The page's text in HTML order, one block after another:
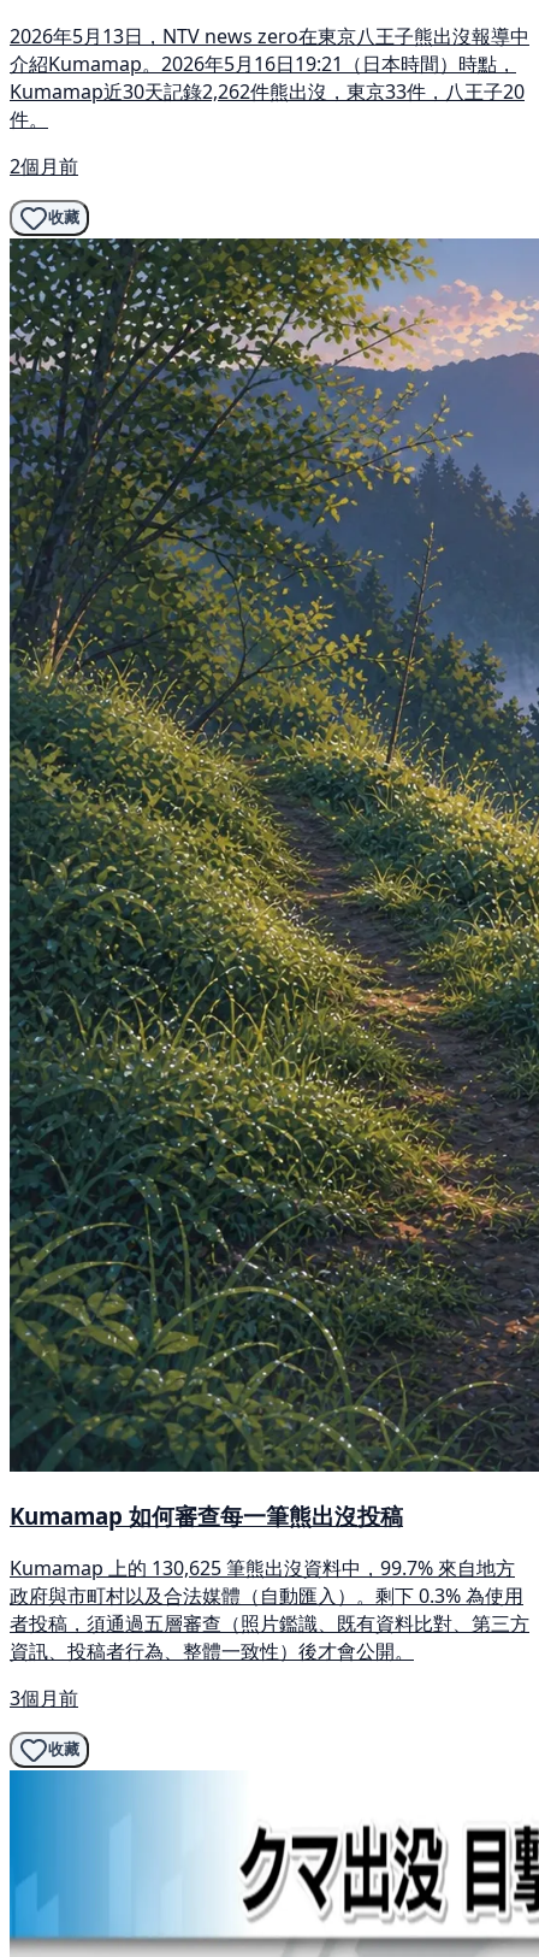
2026年5月13日，NTV news zero在東京八王子熊出沒報導中
介紹Kumamap。2026年5月16日19:21（日本時間）時點，
Kumamap近30天記錄2,262件熊出沒，東京33件，八王子20
件。
2個月前
收藏
Kumamap 如何審查每一筆熊出沒投稿
Kumamap 上的 130,625 筆熊出沒資料中，99.7% 來自地方
政府與市町村以及合法媒體（自動匯入）。剩下 0.3% 為使用
者投稿，須通過五層審查（照片鑑識、既有資料比對、第三方
資訊、投稿者行為、整體一致性）後才會公開。
3個月前
收藏